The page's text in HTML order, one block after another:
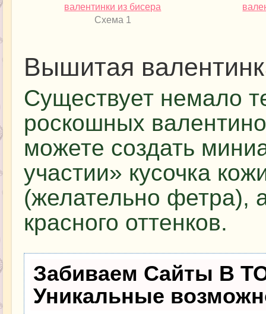
Схема 1
Вышитая
Существует немало
роскошных
можете создать
участии» кусочка
(желательно фетра),
красного оттенков.
Забиваем Сайты В
Уникальные